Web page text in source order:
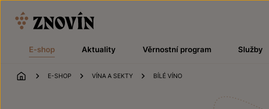
E-shop Aktuality Věrnostní program Služby
ÚVOD
E-SHOP VÍNA A SEKTY BÍLÉ VÍNO